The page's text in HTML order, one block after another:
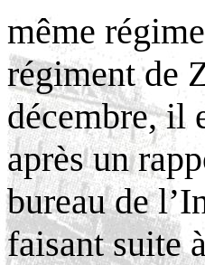
même
régiment de
décembre, il
après un
bureau de
faisant suite